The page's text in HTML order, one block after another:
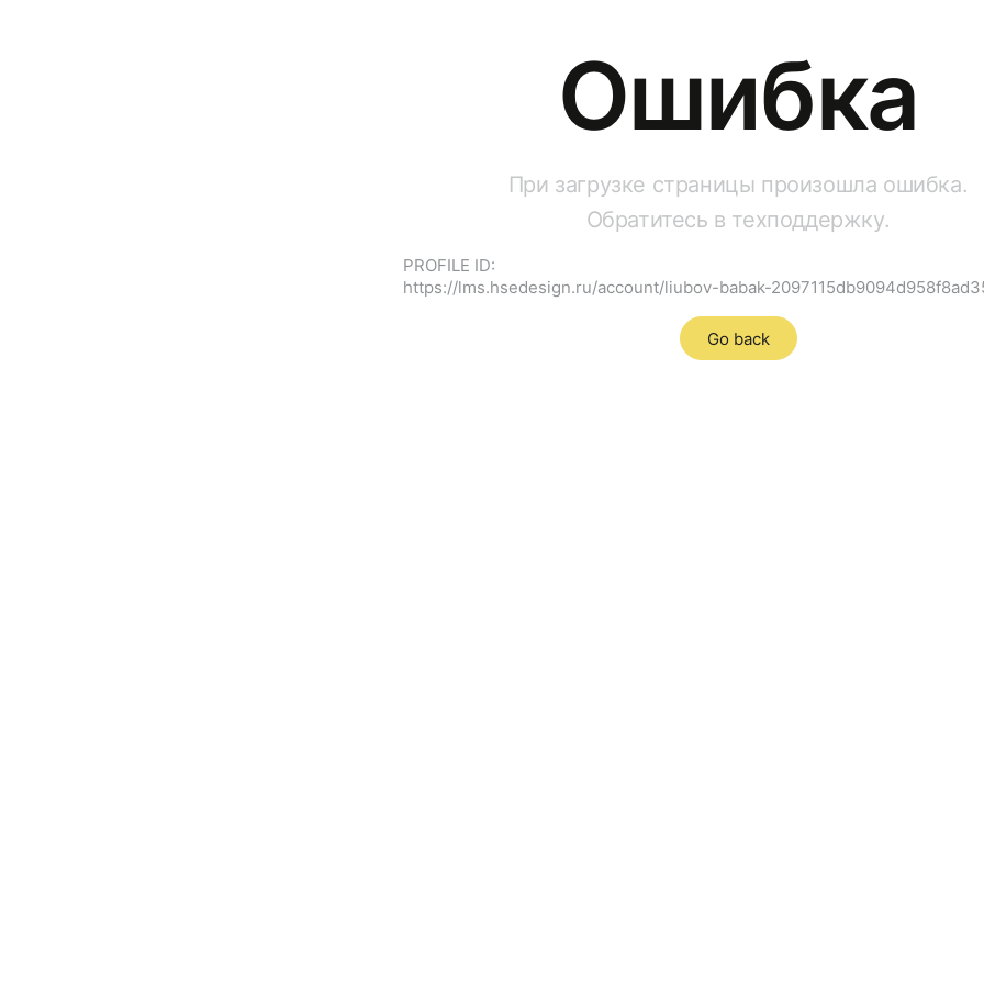
Ошибка
При загрузке страницы произошла ошибка.
Обратитесь в техподдержку.
PROFILE ID:
https://lms.hsedesign.ru/account/liubov-babak-
Go back